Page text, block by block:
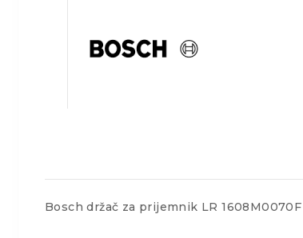
Bosch držač za prijemnik LR 1608M0070F